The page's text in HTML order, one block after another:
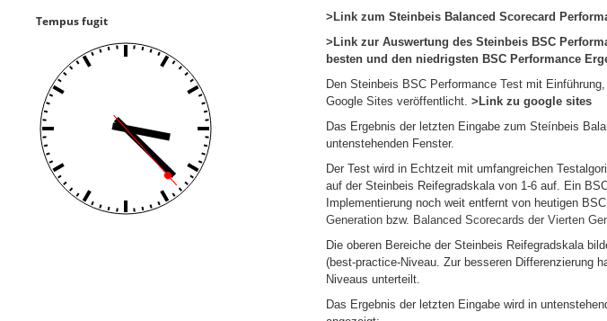
Tempus fugit
>Link zum Steinbeis Balanced Scorecard
>Link zur Auswertung des Steinbeis BSC
besten und den niedrigsten BSC Performance
Den Steinbeis BSC Performance Test mit
Google Sites veröffentlicht. >Link zu google sites
Das Ergebnis der letzten Eingabe zum Steínbeis
untenstehenden Fenster.
Der Test wird in Echtzeit mit umfangreichen
auf der Steinbeis Reifegradskala von 1-6 auf. Ein
Implementierung noch weit entfernt von heutigen
Generationbzw. Balanced Scorecards der Vierten
Die oberen Bereiche der Steinbeis Reifegradskala
(best-practice-Niveau. Zur besseren Differenzierung
Niveaus unterteilt.
Das Ergebnis der letzten Eingabe wird in